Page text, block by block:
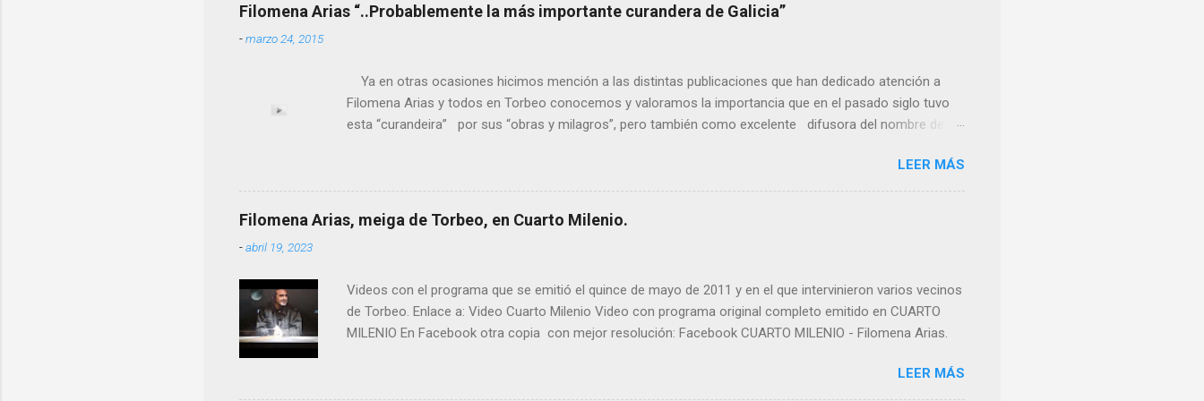
Filomena Arias “..Probablemente la más importante curandera de Galicia”
-marzo 24, 2015
Ya en otras ocasiones hicimos mención a las distintas publicaciones que han dedicado atención a
Filomena Arias y todos en Torbeo conocemos y valoramos la importancia que en el pasado siglo tuvo
esta “curandeira” por sus “obras y milagros”, pero también como excelente difusora del nombre de
más importante curandera de Galicia” . En esta ocasión retomamos el tema para hacer mención a
ANTON PATIÑO REGUEIRA (ya fallecido) cuyo empeño por estudiar y dar a conocer a esta “sabia” y por
ende a Torbeo no le fue nunca suficientemente reconocido. También reproducimos integro el articulo
que en el año 2000 publico Ángel Arnaiz recogiendo información de primera mano que le suministraron
LEER MÁS
Filomena Arias, meiga de Torbeo, en Cuarto Milenio.
-abril 19, 2023
Videos con el programa que se emitió el quince de mayo de 2011 y en el que intervinieron varios vecinos
de Torbeo. Enlace a: Video Cuarto Milenio Video con programa original completo emitido en CUARTO
MILENIO En Facebook otra copia con mejor resolución: Facebook CUARTO MILENIO - Filomena Arias.
LEER MÁS